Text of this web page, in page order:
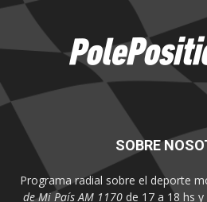
SOBRE
Programa radial sobre el deporte
de Mi País AM 1170de 17 a 18 hs y